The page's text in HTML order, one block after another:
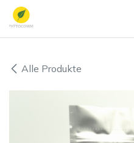
Zum Inhalt springen
Alle Produkte